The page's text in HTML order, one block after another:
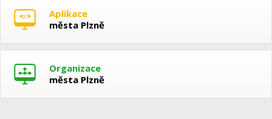
Aplikace
města Plzně
Organizace
města Plzně